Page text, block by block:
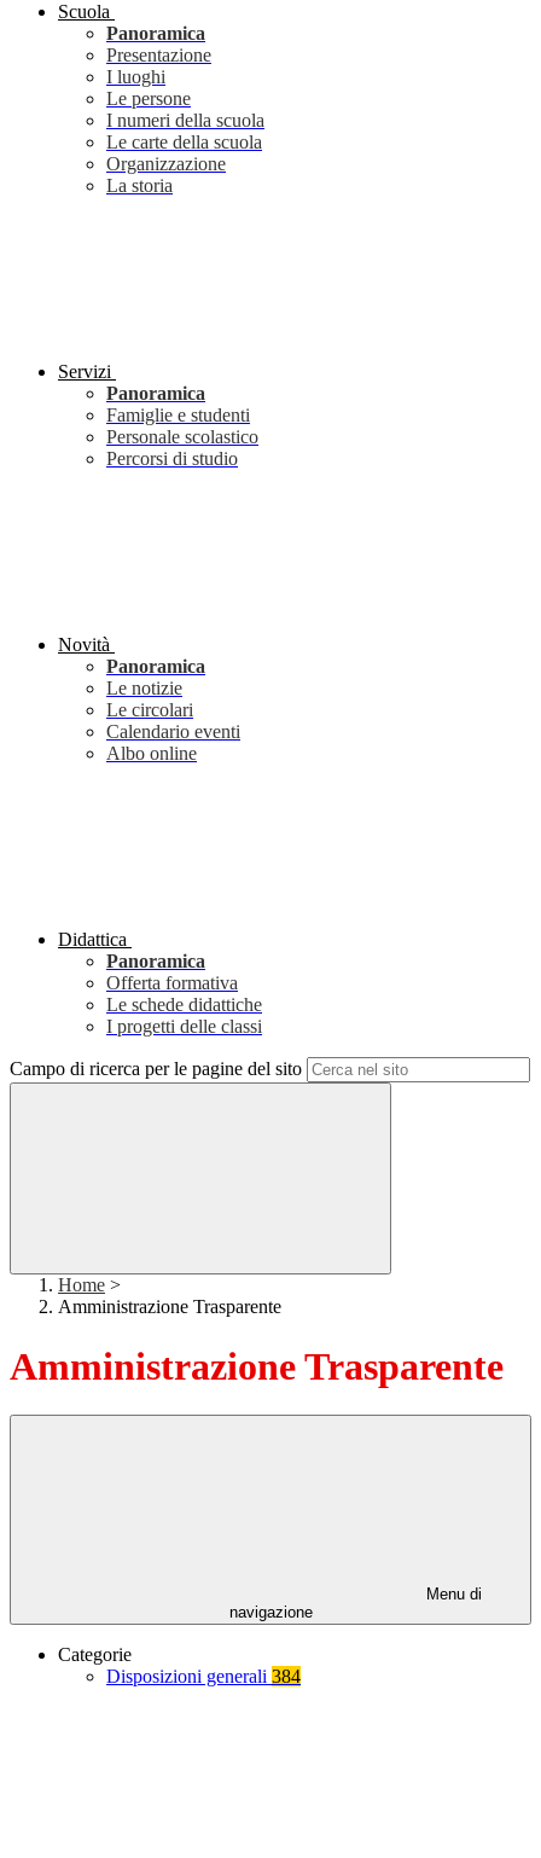
Scuola
Panoramica
Presentazione
I luoghi
Le persone
I numeri della scuola
Le carte della scuola
Organizzazione
La storia
Servizi
Panoramica
Famiglie e studenti
Personale scolastico
Percorsi di studio
Novità
Panoramica
Le notizie
Le circolari
Calendario eventi
Albo online
Didattica
Panoramica
Offerta formativa
Le schede didattiche
I progetti delle classi
Campo di ricerca per le pagine del sito
Home >
Amministrazione Trasparente
Amministrazione Trasparente
Menu di
navigazione
Categorie
Disposizioni generali 384